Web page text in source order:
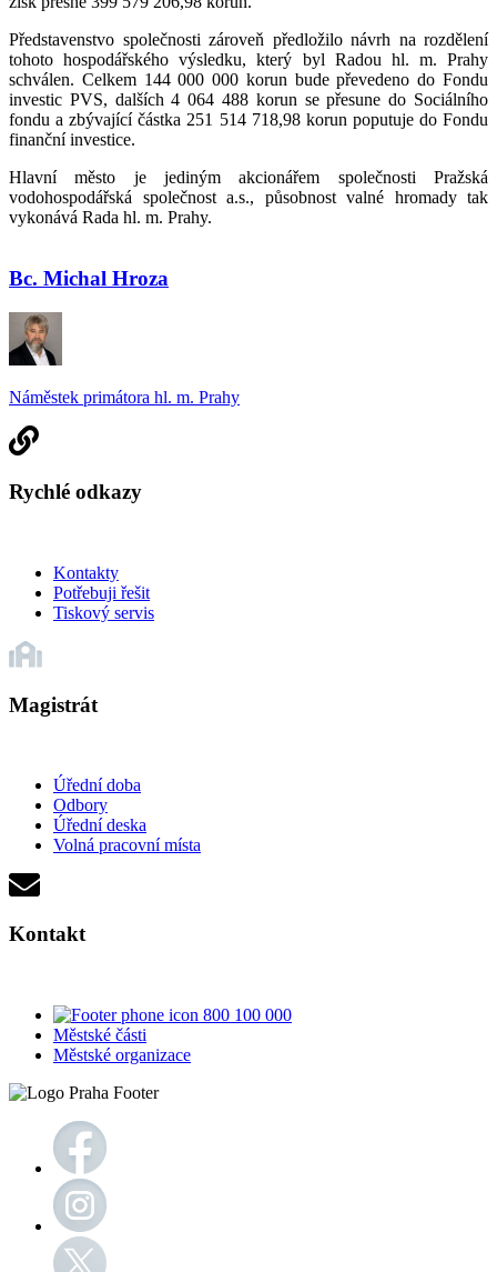
Představenstvo společnosti zároveň předložilo návrh na rozdělení
tohoto hospodářského výsledku, který byl Radou hl. m. Prahy
schválen. Celkem 144 000 000 korun bude převedeno do Fondu
investic PVS, dalších 4 064 488 korun se přesune do Sociálního
fondu a zbývající částka 251 514 718,98 korun poputuje do Fondu
finanční investice.
Hlavní město je jediným akcionářem společnosti Pražská
vodohospodářská společnost a.s., působnost valné hromady tak
vykonává Rada hl. m. Prahy.
Bc. Michal Hroza
Náměstek primátora hl. m. Prahy
Rychlé odkazy
Kontakty
Potřebuji řešit
Tiskový servis
Magistrát
Úřední doba
Odbory
Úřední deska
Volná pracovní místa
Kontakt
800 100 000
Městské části
Městské organizace